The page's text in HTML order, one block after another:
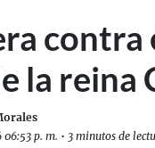
contra
la reina
p. m. • 3 minutos de